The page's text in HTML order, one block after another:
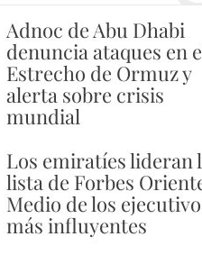
Adnoc de Abu Dhabi
denuncia ataques en
Estrecho de Ormuz y
alerta sobre crisis
mundial
Los emiratíes lideran
lista de Forbes
Medio de los
más influyentes